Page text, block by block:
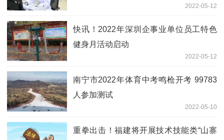
2022-05-12
快讯！2022年深圳企事业单位员工特色
健身月活动启动
2022-05-12
南宁市2022年体育中考鸣枪开考 99783
人参加测试
2022-05-10
重拳出击！福建将开展技术技能类“山寨